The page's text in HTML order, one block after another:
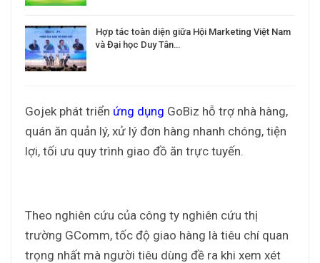
Hợp tác toàn diện giữa Hội Marketing Việt Nam
và Đại học Duy Tân…
Gojek phát triển ứng dụng GoBiz hỗ trợ nhà hàng,
quán ăn quản lý, xử lý đơn hàng nhanh chóng, tiện
lợi, tối ưu quy trình giao đồ ăn trực tuyến.
Theo nghiên cứu của công ty nghiên cứu thị
trường GComm, tốc độ giao hàng là tiêu chí quan
trọng nhất mà người tiêu dùng đề ra khi xem xét